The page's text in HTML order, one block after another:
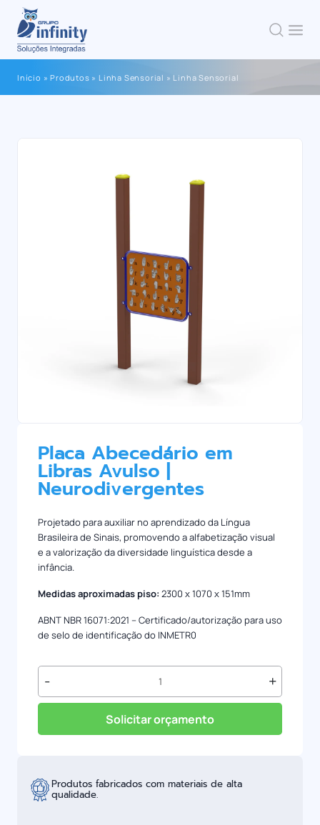
Início »Produtos » Linha Sensorial » Linha Sensorial
Placa Abecedário em
Libras Avulso |
Neurodivergentes
Projetado para auxiliar no aprendizado da Língua
Brasileira de Sinais, promovendo a alfabetização visual
e a valorização da diversidade linguística desde a
infância.
Medidas aproximadas piso: 2300 x 1070 x 151mm
ABNT NBR 16071:2021 – Certificado/autorização para uso
de selo de identificação do INMETR0
Placa
Abecedário
em
Avulso
- +
Solicitar orçamento
Produtos fabricados com materiais de alta
qualidade.